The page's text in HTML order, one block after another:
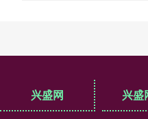
兴盛网 兴盛